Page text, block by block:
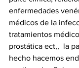
enfermedades
médicos de la
tratamientos
prostática ect,,  la
hecho hacemos